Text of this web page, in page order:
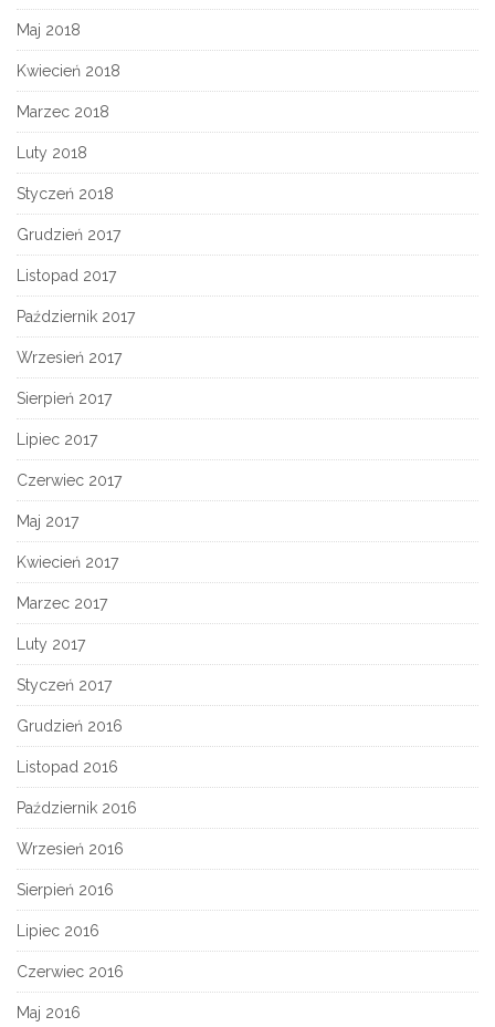
Maj 2018
Kwiecień 2018
Marzec 2018
Luty 2018
Styczeń 2018
Grudzień 2017
Listopad 2017
Październik 2017
Wrzesień 2017
Sierpień 2017
Lipiec 2017
Czerwiec 2017
Maj 2017
Kwiecień 2017
Marzec 2017
Luty 2017
Styczeń 2017
Grudzień 2016
Listopad 2016
Październik 2016
Wrzesień 2016
Sierpień 2016
Lipiec 2016
Czerwiec 2016
Maj 2016